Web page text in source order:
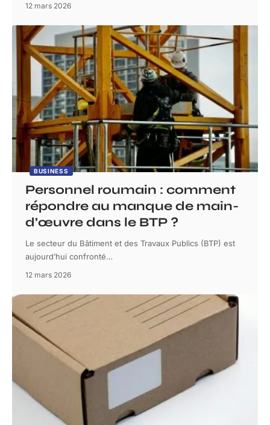
12 mars 2026
BUSINESS
Personnel roumain : comment
répondre au manque de main-
d’œuvre dans le BTP ?
Le secteur du Bâtiment et des Travaux Publics (BTP) est
aujourd’hui confronté…
12 mars 2026